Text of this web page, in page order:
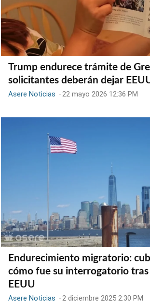
Trump endurece trámite de
solicitantes deberán dejar
Asere Noticias -22 mayo 2026 12:36 PM
Endurecimiento migratorio:
cómo fue su interrogatorio tras
EEUU
Asere Noticias -2 diciembre 2025 2:30 PM